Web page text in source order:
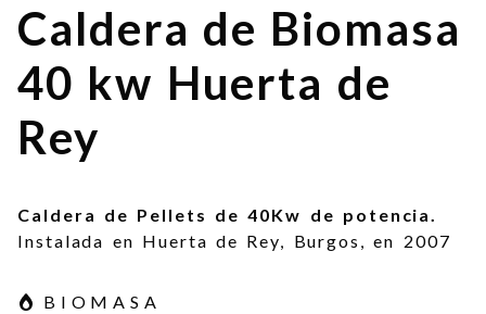
Caldera de Biomasa
40 kw Huerta de
Rey
Caldera de Pellets de 40Kw de potencia.
Instalada en Huerta de Rey, Burgos, en 2007
BIOMASA